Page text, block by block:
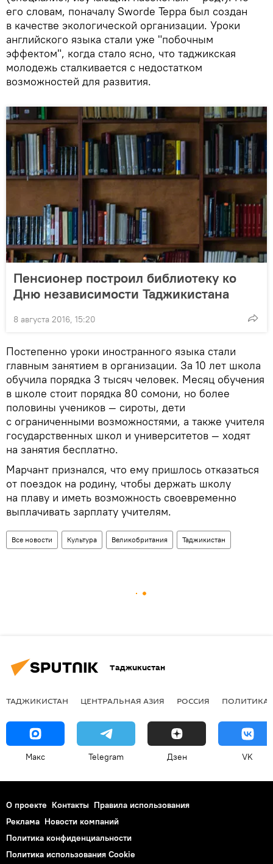
его словам, поначалу Sworde Teppa был создан
в качестве экологической организации. Уроки
английского языка стали уже "побочным
эффектом", когда стало ясно, что таджикская
молодежь сталкивается с недостатком
возможностей для развития.
Пенсионер построил библиотеку ко
Дню независимости Таджикистана
8 августа 2016, 15:20
Постепенно уроки иностранного языка стали
главным занятием в организации. За 10 лет школа
обучила порядка 3 тысяч человек. Месяц обучения
в школе стоит порядка 80 сомони, но более
половины учеников — сироты, дети
с ограниченными возможностями, а также учителя
государственных школ и университетов — ходят
на занятия бесплатно.
Марчант признался, что ему пришлось отказаться
от поездок на родину, чтобы держать школу
на плаву и иметь возможность своевременно
выплачивать зарплату учителям.
Все новости Культура Великобритания Таджикистан
Таджикистан
ТАДЖИКИСТАН ЦЕНТРАЛЬНАЯ АЗИЯ РОССИЯ ПОЛИТИКА
Макс Telegram Дзен VK
О проекте Контакты Правила использования
Реклама Новости компаний
Политика конфиденциальности
Политика использования Cookie